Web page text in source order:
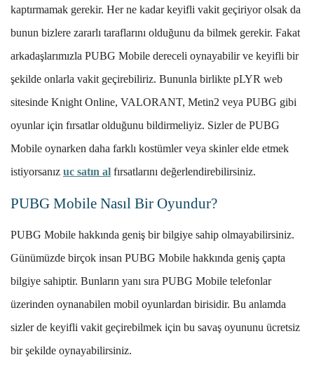
kaptırmamak gerekir. Her ne kadar keyifli vakit geçiriyor olsak da
bunun bizlere zararlı taraflarını olduğunu da bilmek gerekir. Fakat
arkadaşlarımızla PUBG Mobile dereceli oynayabilir ve keyifli bir
şekilde onlarla vakit geçirebiliriz. Bununla birlikte pLYR web
sitesinde Knight Online, VALORANT, Metin2 veya PUBG gibi
oyunlar için fırsatlar olduğunu bildirmeliyiz. Sizler de PUBG
Mobile oynarken daha farklı kostümler veya skinler elde etmek
istiyorsanız uc satın al fırsatlarını değerlendirebilirsiniz.
PUBG Mobile Nasıl Bir Oyundur?
PUBG Mobile hakkında geniş bir bilgiye sahip olmayabilirsiniz.
Günümüzde birçok insan PUBG Mobile hakkında geniş çapta
bilgiye sahiptir. Bunların yanı sıra PUBG Mobile telefonlar
üzerinden oynanabilen mobil oyunlardan birisidir. Bu anlamda
sizler de keyifli vakit geçirebilmek için bu savaş oyununu ücretsiz
bir şekilde oynayabilirsiniz.